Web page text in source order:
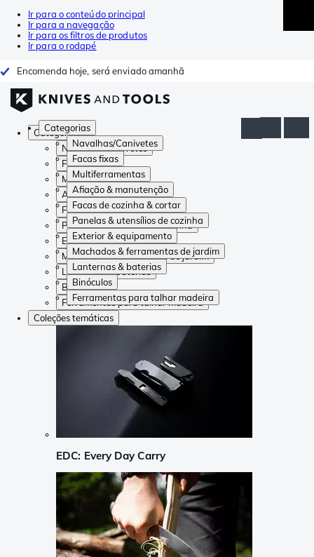
Ir para o conteúdo principal
Ir para a navegação
Ir para os filtros de produtos
Ir para o rodapé
Encomenda hoje, será enviado amanhã
Categorias
Navalhas/Canivetes
Facas fixas
Multiferramentas
Afiação & manutenção
Facas de cozinha & cortar
Panelas & utensílios de cozinha
Exterior & equipamento
Machados & ferramentas de jardim
Lanternas & baterias
Binóculos
Ferramentas para talhar madeira
Categorias
Navalhas/Canivetes
Facas fixas
Multiferramentas
Afiação & manutenção
Facas de cozinha & cortar
Panelas & utensílios de cozinha
Exterior & equipamento
Machados & ferramentas de jardim
Lanternas & baterias
Binóculos
Ferramentas para talhar madeira
Coleções temáticas
EDC: Every Day Carry